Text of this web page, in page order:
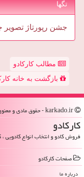
تگها
جشن رپورتاژ تصویر
مطالب کارکادو
بازگشت به خانه
كاركادو
فروش کادو و انتخاب انواع کادویی
صفحات كاركادو
درباره ما